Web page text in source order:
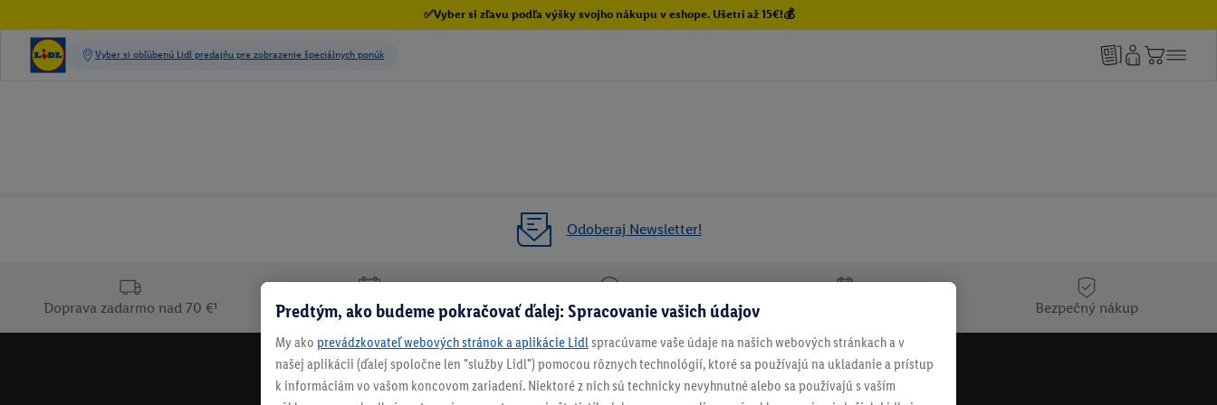
✅Vyber si zľavu podľa výšky svojho nákupu v eshope. Ušetri až 15€!💰
Odoberaj Newsletter!
Doprava zadarmo nad 70 €¹ 30 dní na vrátenie Vrátenie zadarmo Bezpečný nákup
NEWSLETTER
NEZMEŠKAJ NAŠE AKCIE!
Predtým, ako budeme pokračovať ďalej: Spracovanie vašich údajov
My ako prevádzkovateľ webových stránok a aplikácie Lidl spracúvame vaše údaje na našich webových stránkach a v
našej aplikácii (ďalej spoločne len "služby Lidl") pomocou rôznych technológií, ktoré sa používajú na ukladanie a prístup
k informáciám vo vašom koncovom zariadení. Niektoré z nich sú technicky nevyhnutné alebo sa používajú s vaším